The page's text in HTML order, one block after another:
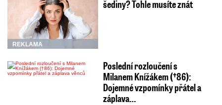
REKLAMA
šediny? Tohle musíte znát
Poslední rozloučení s
Milanem Knížákem (†86):
Dojemné vzpomínky přátel a
záplava…